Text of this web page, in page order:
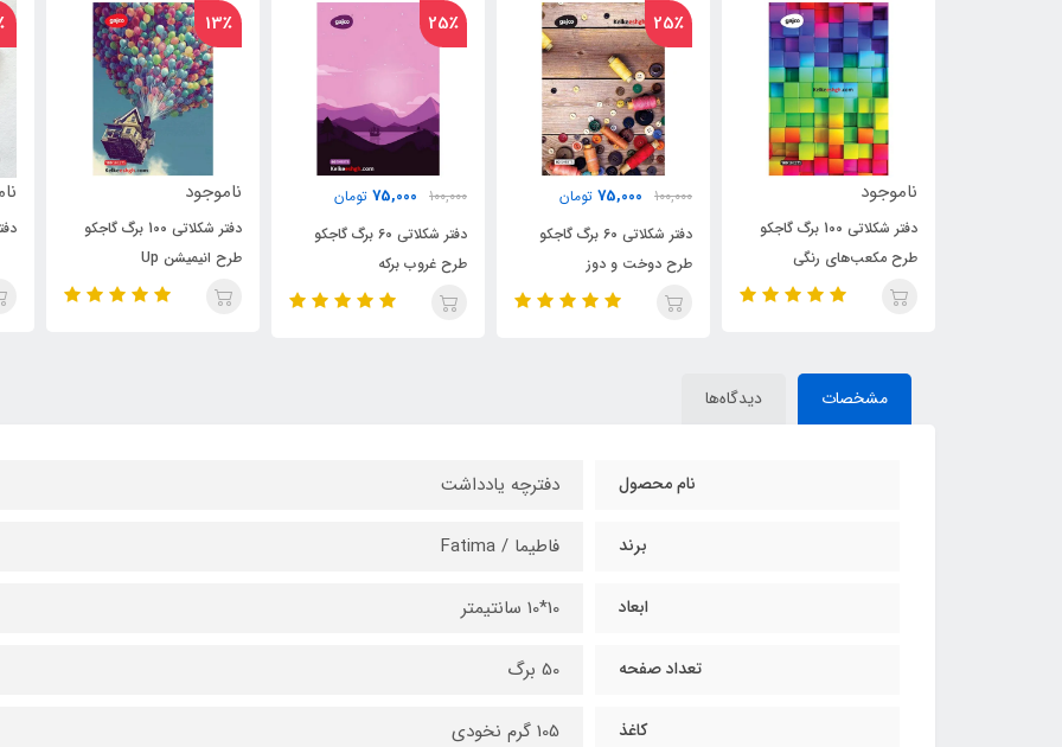
25٪
100,000
دفتر شکلاتی 60 برگ گاجکو
طرح دوخت و دوز
25٪
100,000
75,000 تومان
دفتر شکلاتی 60 برگ گاجکو
طرح غروب برکه
13٪
ناموجود
دفتر شکلاتی 100 برگ گاجکو
طرح انیمیشن Up
10٪
ناموجود
دفتر یادداشت نوستالژی
مشخصات دیدگاه‌ها
نام محصول دفترچه یادداشت
برند فاطیما / Fatima
ابعاد 10*10 سانتیمتر
تعداد صفحه 50 برگ
کاغذ 105 گرم نخودی